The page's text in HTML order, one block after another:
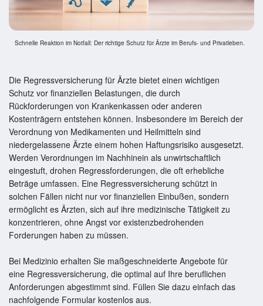
Die Regressversicherung für Ärzte bietet einen wichtigen
Schutz vor finanziellen Belastungen, die durch
Rückforderungen von Krankenkassen oder anderen
Kostenträgern entstehen können. Insbesondere im Bereich der
Verordnung von Medikamenten und Heilmitteln sind
niedergelassene Ärzte einem hohen Haftungsrisiko ausgesetzt.
Werden Verordnungen im Nachhinein als unwirtschaftlich
eingestuft, drohen Regressforderungen, die oft erhebliche
Beträge umfassen. Eine Regressversicherung schützt in
solchen Fällen nicht nur vor finanziellen Einbußen, sondern
ermöglicht es Ärzten, sich auf ihre medizinische Tätigkeit zu
konzentrieren, ohne Angst vor existenzbedrohenden
Forderungen haben zu müssen.
Bei Medizinio erhalten Sie maßgeschneiderte Angebote für
eine Regressversicherung, die optimal auf Ihre beruflichen
Anforderungen abgestimmt sind. Füllen Sie dazu einfach das
nachfolgende Formular kostenlos aus.
Schnelle Reaktion im Notfall: Der richtige Schutz für Ärzte im Berufs- und Privatleben.